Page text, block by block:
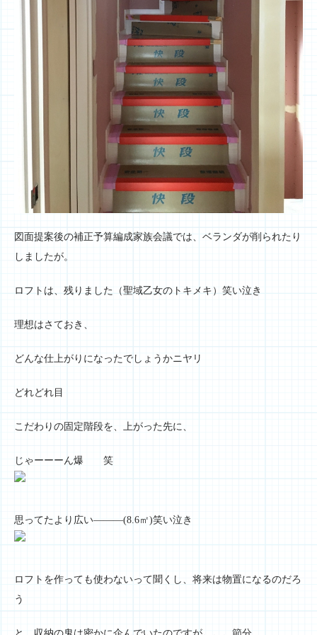
図面提案後の補正予算編成家族会議では、ベランダが削られたり
しましたが。
ロフトは、残りました（聖域乙女のトキメキ）笑い泣き
理想はさておき、
どんな仕上がりになったでしょうかニヤリ
どれどれ目
こだわりの固定階段を、上がった先に、
じゃーーーん爆 笑
思ってたより広い―――(8.6㎡)笑い泣き
ロフトを作っても使わないって聞くし、将来は物置になるのだろ
う